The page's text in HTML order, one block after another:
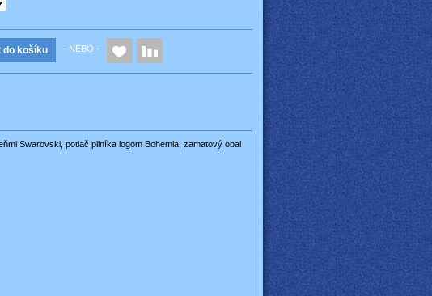
- NEBO -
Swarovski potlač pilníka logom Bohemia zamatový obal